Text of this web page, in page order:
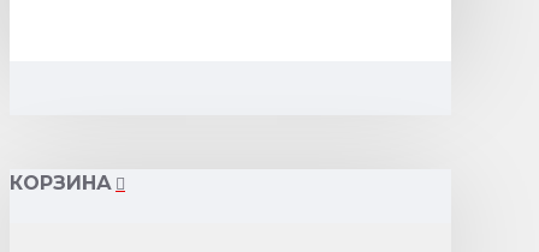
КОРЗИНА